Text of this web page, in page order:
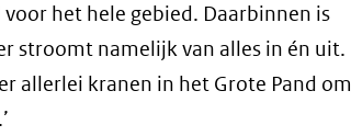
het hele gebied. Daarbinnen is
stroomt namelijk van alles in én uit.
allerlei kranen in het Grote Pand om